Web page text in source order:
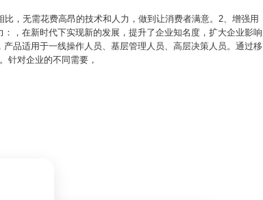
，无需花费高昂的技术和人力，做到让消费者满意。2、增强用
，在新时代下实现新的发展，提升了企业知名度，扩大企业影响
品适用于一线操作人员、基层管理人员、高层决策人员。通过移
针对企业的不同需要，